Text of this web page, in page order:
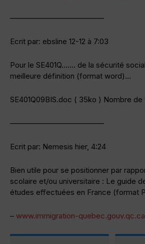
————————————–
Ecrit par: ebsline 12-12 à 7:03
Pour le SE401Q……. de la sécurité
meilleure définition (format word)…
SE401Q09BIS.doc ( 35ko ) Nombre
————————————–
Ecrit par: Nemesis hier, 4:24
Bien utile pour se positionner par
scolaire et/ou universitaire : Le guide
études effectuées en France (format
– www.immigration-